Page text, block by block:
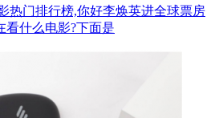
热门排行榜,你好李焕英进全球票房
看什么电影?下面是